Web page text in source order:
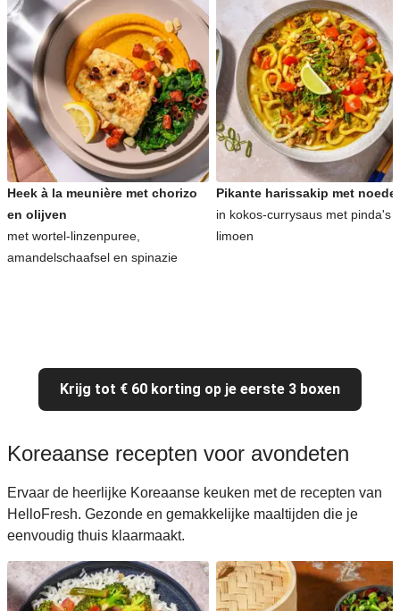
Heek à la meunière met chorizo
en olijven
met wortel-linzenpuree,
amandelschaafsel en spinazie
Pikante harissakip met
in kokos-currysaus met pinda's
limoen
Krijg tot € 60 korting op je eerste 3 boxen
Koreaanse recepten voor avondeten
Ervaar de heerlijke Koreaanse keuken met de recepten van
HelloFresh. Gezonde en gemakkelijke maaltijden die je
eenvoudig thuis klaarmaakt.